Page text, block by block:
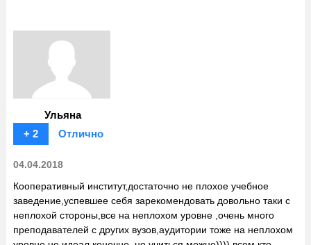
Ульяна
+ 2
Отлично
04.04.2018
Кооперативный институт,достаточно не плохое учебное
заведение,успевшее себя зарекомендовать довольно таки с
неплохой стороны,все на неплохом уровне ,очень много
преподавателей с других вузов,аудитории тоже на неплохом